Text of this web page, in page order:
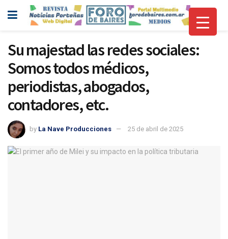
Su majestad las redes sociales:
Somos todos médicos,
periodistas, abogados,
contadores, etc.
by La Nave Producciones 25 de abril de 2025